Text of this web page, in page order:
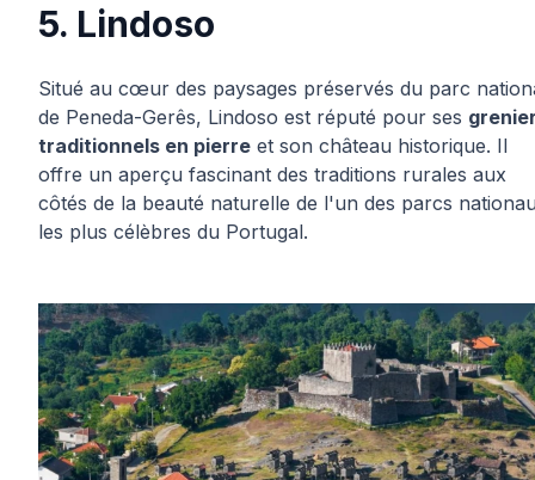
5. Lindoso
Situé au cœur des paysages préservés du parc
de Peneda-Gerês, Lindoso est réputé pour ses
traditionnels en pierre et son château historique. Il
offre un aperçu fascinant des traditions rurales aux
côtés de la beauté naturelle de l'un des parcs
les plus célèbres du Portugal.